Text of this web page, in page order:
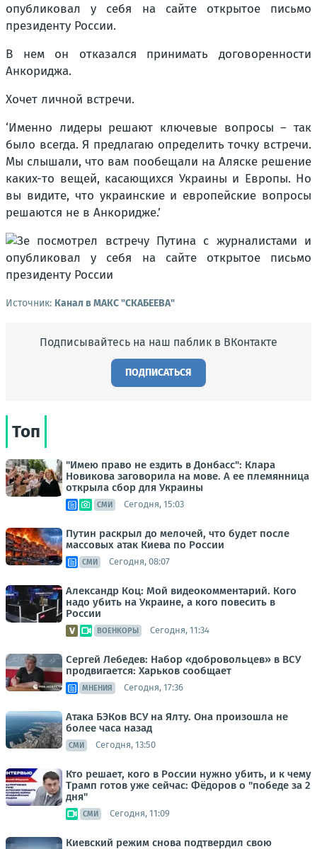
опубликовал у себя на сайте открытое письмо
президенту России.
В нем он отказался принимать договоренности
Анкориджа.
Хочет личной встречи.
‘Именно лидеры решают ключевые вопросы – так
было всегда. Я предлагаю определить точку встречи.
Мы слышали, что вам пообещали на Аляске решение
каких-то вещей, касающихся Украины и Европы. Но
вы видите, что украинские и европейские вопросы
решаются не в Анкоридже.’
Источник: Канал в МАКС "СКАБЕЕВА"
Подписывайтесь на наш паблик в ВКонтакте
ПОДПИСАТЬСЯ
Топ
"Имею право не ездить в Донбасс": Клара
Новикова заговорила на мове. А ее племянница
открыла сбор для Украины
СМИ Сегодня, 15:03
Путин раскрыл до мелочей, что будет после
массовых атак Киева по России
СМИ Сегодня, 08:07
Александр Коц: Мой видеокомментарий. Кого
надо убить на Украине, а кого повесить в
России
ВОЕНКОРЫ Сегодня, 11:34
Сергей Лебедев: Набор «добровольцев» в ВСУ
продвигается: Харьков сообщает
МНЕНИЯ Сегодня, 17:36
Атака БЭКов ВСУ на Ялту. Она произошла не
более часа назад
СМИ Сегодня, 13:50
Кто решает, кого в России нужно убить, и к чему
Трамп готов уже сейчас: Фёдоров о "победе за 2
дня"
СМИ Сегодня, 11:09
Киевский режим снова подтвердил свою